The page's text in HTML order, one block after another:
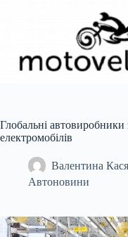
Глобальні автовиробники
електромобілів
Валентина
Автоновини